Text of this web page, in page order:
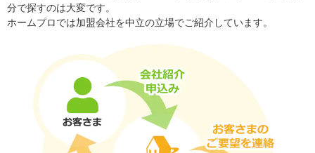
分で探すのは大変です。
ホームプロでは加盟会社を中立の立場でご紹介しています。